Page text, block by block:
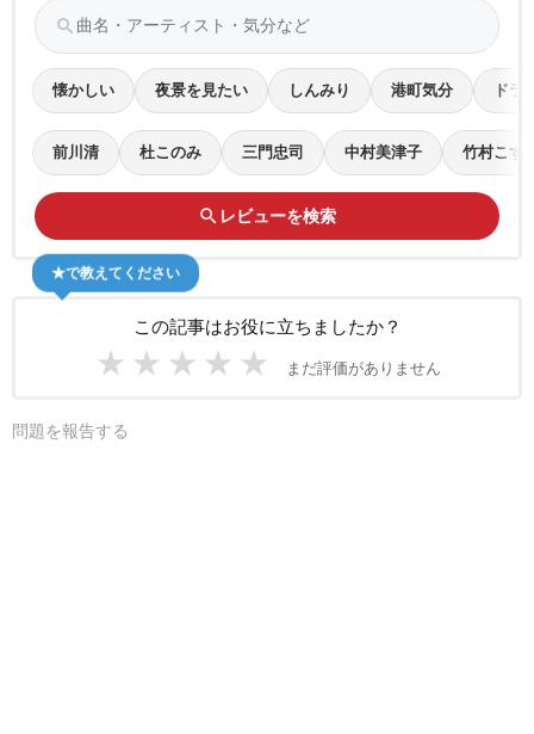
search
懐かしい 夜景を見たい しんみり 港町気分 ドラ
前川清 杜このみ 三門忠司 中村美津子 竹村こず
search レビューを検索
この記事はお役に立ちましたか？
★ ★ ★ ★ ★ まだ評価がありません
★で教えてください
問題を報告する